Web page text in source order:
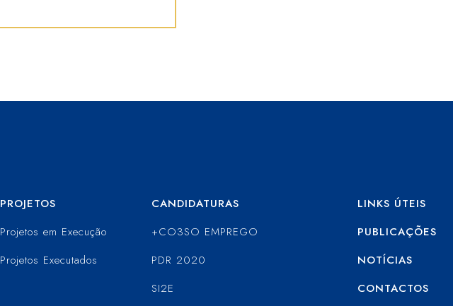
PROJETOS
Projetos em Execução
Projetos Executados
CANDIDATURAS
+CO3SO EMPREGO
PDR 2020
SI2E
LINKS ÚTEIS
PUBLICAÇÕES
NOTÍCIAS
CONTACTOS